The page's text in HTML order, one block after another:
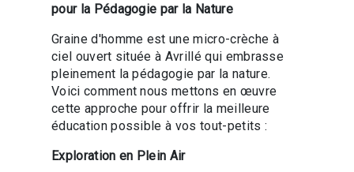
pour la Pédagogie par la Nature
Graine d'homme est une micro-crèche à
ciel ouvert située à Avrillé qui embrasse
pleinement la pédagogie par la nature.
Voici comment nous mettons en œuvre
cette approche pour offrir la meilleure
éducation possible à vos tout-petits :
Exploration en Plein Air